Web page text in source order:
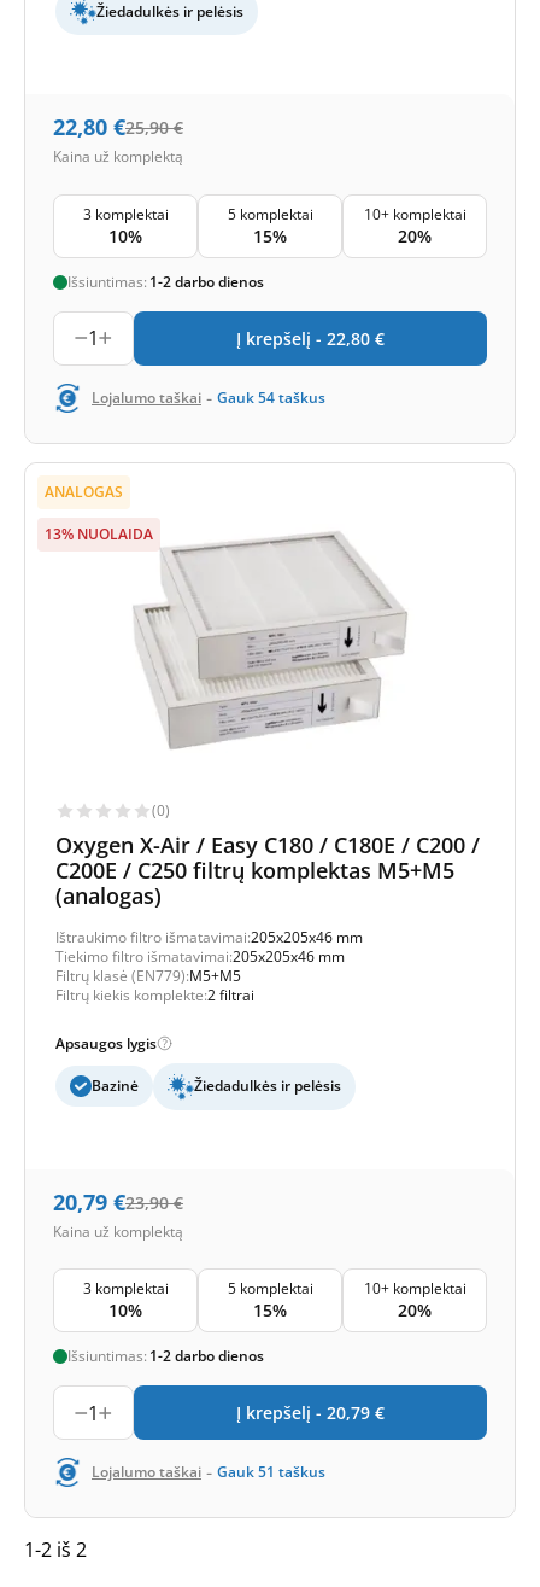
Žiedadulkės ir pelėsis
22,80 €25,90 €
Kaina už komplektą
3 komplektai
10%
5 komplektai
15%
10+ komplektai
20%
Išsiuntimas: 1-2 darbo dienos
1 Į krepšelį - 22,80 €
Lojalumo taškai - Gauk54taškus
ANALOGAS
13% NUOLAIDA
(0)
Oxygen X-Air / Easy C180 / C180E / C200 /
C200E / C250 filtrų komplektas M5+M5
(analogas)
Ištraukimo filtro išmatavimai:205x205x46 mm
Tiekimo filtro išmatavimai:205x205x46 mm
Filtrų klasė (EN779):M5+M5
Filtrų kiekis komplekte:2 filtrai
Apsaugos lygis
Bazinė Žiedadulkės ir pelėsis
20,79 €23,90 €
Kaina už komplektą
3 komplektai
10%
5 komplektai
15%
10+ komplektai
20%
Išsiuntimas: 1-2 darbo dienos
1 Į krepšelį - 20,79 €
Lojalumo taškai - Gauk51 taškus
1-2 iš 2